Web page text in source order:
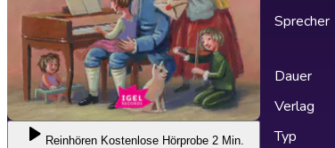
Reinhören Kostenlose Hörprobe 2 Min.
Sprecher
Dauer
Verlag
Typ